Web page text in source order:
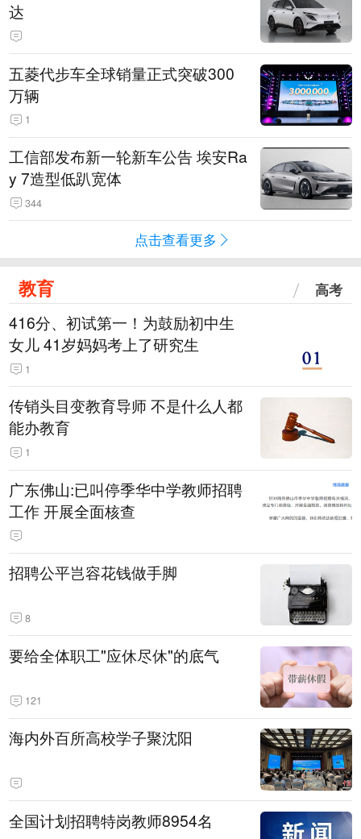
达
五菱代步车全球销量正式突破300
万辆
1
工信部发布新一轮新车公告 埃安Ra
y 7造型低趴宽体
344
点击查看更多
教育 高考
416分、初试第一！为鼓励初中生
女儿 41岁妈妈考上了研究生
1
传销头目变教育导师 不是什么人都
能办教育
1
广东佛山:已叫停季华中学教师招聘
工作 开展全面核查
招聘公平岂容花钱做手脚
8
要给全体职工"应休尽休"的底气
121
海内外百所高校学子聚沈阳
全国计划招聘特岗教师8954名